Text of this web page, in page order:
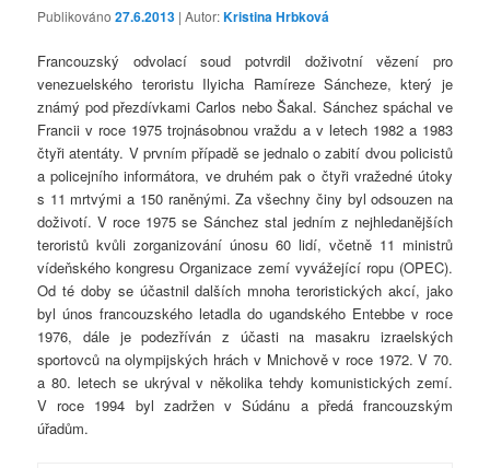
Publikováno27.6.2013 | Autor:Kristina Hrbková
Francouzský odvolací soud potvrdil doživotní vězení pro
venezuelského teroristu Ilyicha Ramíreze Sáncheze, který je
známý pod přezdívkami Carlos nebo Šakal. Sánchez spáchal ve
Francii v roce 1975 trojnásobnou vraždu a v letech 1982 a 1983
čtyři atentáty. V prvním případě se jednalo o zabití dvou policistů
a policejního informátora, ve druhém pak o čtyři vražedné útoky
s 11 mrtvými a 150 raněnými. Za všechny činy byl odsouzen na
doživotí. V roce 1975 se Sánchez stal jedním z nejhledanějších
teroristů kvůli zorganizování únosu 60 lidí, včetně 11 ministrů
vídeňského kongresu Organizace zemí vyvážející ropu (OPEC).
Od té doby se účastnil dalších mnoha teroristických akcí, jako
byl únos francouzského letadla do ugandského Entebbe v roce
1976, dále je podezříván z účasti na masakru izraelských
sportovců na olympijských hrách v Mnichově v roce 1972. V 70.
a 80. letech se ukrýval v několika tehdy komunistických zemí.
V roce 1994 byl zadržen v Súdánu a předá francouzským
úřadům.